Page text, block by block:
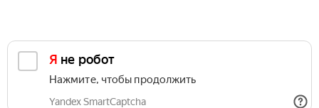
Я не робот
Нажмите, чтобы продолжить
Yandex SmartCaptcha